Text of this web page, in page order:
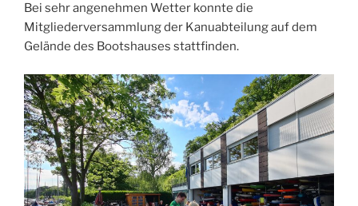
Bei sehr angenehmen Wetter konnte die
Mitgliederversammlung der Kanuabteilung auf dem
Gelände des Bootshauses stattfinden.